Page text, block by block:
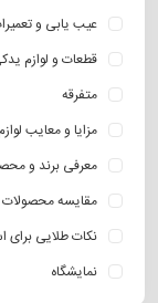
عیب یابی و
قطعات و لوازم
متفرقه
مزایا و معایب
معرفی برند و
مقایسه محصولات
نکات طلایی برای
نمایشگاه